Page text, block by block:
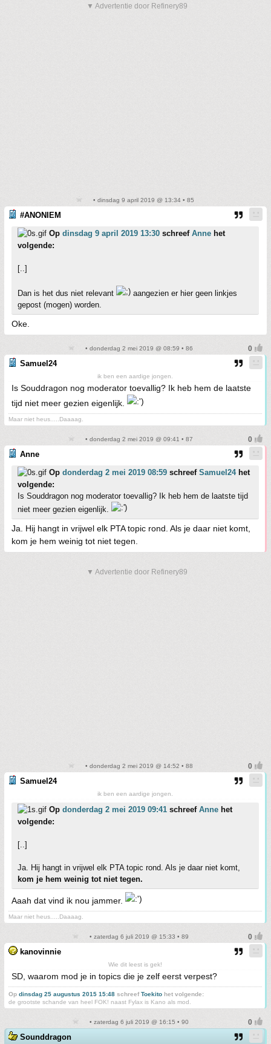
▼ Advertentie door Refinery89
• dinsdag 9 april 2019 @ 13:34 • 85
#ANONIEM
Op dinsdag 9 april 2019 13:30 schreef Anne het
volgende:
[..]
Dan is het dus niet relevant
aangezien er hier geen linkjes
gepost (mogen) worden.
Oke.
• donderdag 2 mei 2019 @ 08:59 • 86
Samuel24
ik ben een aardige jongen.
Is Souddragon nog moderator toevallig? Ik heb hem de laatste
tijd niet meer gezien eigenlijk.
Maar niet heus.....Daaaag.
• donderdag 2 mei 2019 @ 09:41 • 87
Anne
Op donderdag 2 mei 2019 08:59 schreef Samuel24het
volgende:
Is Souddragon nog moderator toevallig? Ik heb hem de laatste tijd
niet meer gezien eigenlijk.
Ja. Hij hangt in vrijwel elk PTA topic rond. Als je daar niet komt,
kom je hem weinig tot niet tegen.
▼ Advertentie door Refinery89
• donderdag 2 mei 2019 @ 14:52 • 88
Samuel24
ik ben een aardige jongen.
Op donderdag 2 mei 2019 09:41 schreef Anne het
volgende:
[..]
Ja. Hij hangt in vrijwel elk PTA topic rond. Als je daar niet komt,
kom je hem weinig tot niet tegen.
Aaah dat vind ik nou jammer.
Maar niet heus.....Daaaag.
• zaterdag 6 juli 2019 @ 15:33 • 89
kanovinnie
Wie dit leest is gek!
SD, waarom mod je in topics die je zelf eerst verpest?
Op dinsdag 25 augustus 2015 15:48 schreefToekito het volgende:
de grootste schande van heel FOK! naast Fylax is Kano als mod.
• zaterdag 6 juli 2019 @ 16:15 • 90
Sounddragon